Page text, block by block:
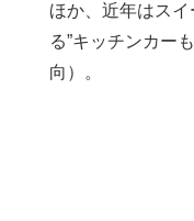
ほか、近年はスイ
る”キッチンカー
向）。